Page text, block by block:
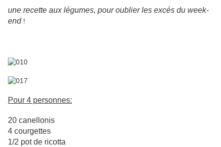
une recette aux légumes, pour oublier les excés du week-
end !
Pour 4 personnes:
20 canellonis
4 courgettes
1/2 pot de ricotta